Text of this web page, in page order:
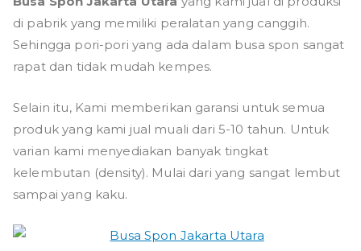
di pabrik yang memiliki peralatan yang canggih.
Sehingga pori-pori yang ada dalam busa spon sangat
rapat dan tidak mudah kempes.
Selain itu, Kami memberikan garansi untuk semua
produk yang kami jual muali dari 5-10 tahun. Untuk
varian kami menyediakan banyak tingkat
kelembutan (density). Mulai dari yang sangat lembut
sampai yang kaku.